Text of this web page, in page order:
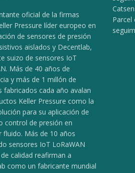
oficial de la firmas
Pressure líder europeo en
de sensores de presión
aislados y Decentlab,
suizo de sensores IoT
Más de 40 años de
y más de 1 millón de
fabricados cada año avalan
Keller Pressure como la
para su aplicación de
control de presión en
fluido. Más de 10 años
sensores IoT LoRaWAN
calidad reafirman a
como un fabricante mundial